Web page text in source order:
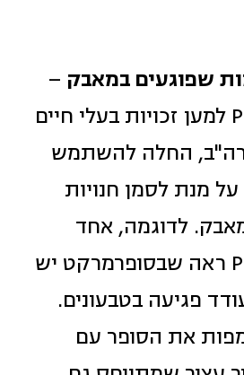
שפוגעים במאבק –
עמותה PETA למען זכויות בעלי חיים
החלה להשתמש
מנת לסמן חנויות
לדוגמה, אחד
מעובדי PETA ראה שבסופרמרקט יש
פגיעה בטבעונים.
מפות את הסופר עם